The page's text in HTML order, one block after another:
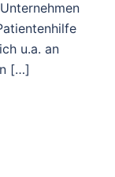
u.a. an
[…]